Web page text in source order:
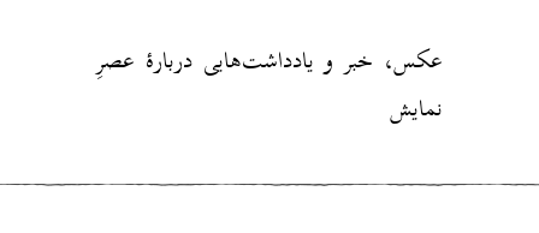
عکس، خبر و یادداشت‌هایی دربارهٔ عصرِ
نمایش